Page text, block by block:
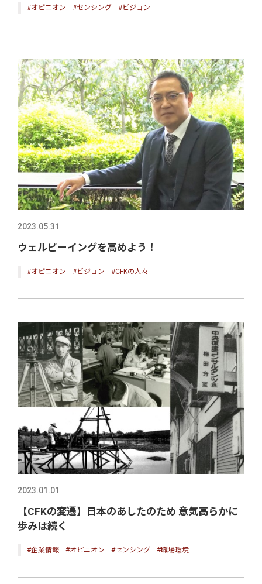
#オピニオン #センシング #ビジョン
2023.05.31
ウェルビーイングを高めよう！
#オピニオン #ビジョン #CFKの人々
2023.01.01
【CFKの変遷】日本のあしたのため 意気高らかに
歩みは続く
#企業情報 #オピニオン #センシング #職場環境